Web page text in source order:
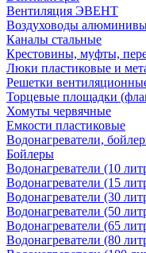
Вентиляция ЭВЕНТ
Воздуховоды
Каналы стальные
Крестовины, муфты,
Люки пластиковые и
Решетки
Торцевые площадки
Хомуты червячные
Емкости пластиковые
Водонагреватели,
Бойлеры
Водонагреватели (10
Водонагреватели (15
Водонагреватели (30
Водонагреватели (50
Водонагреватели (65
Водонагреватели (80